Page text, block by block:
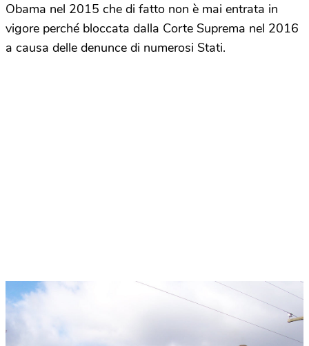
Obama nel 2015 che di fatto non è mai entrata in
vigore perché bloccata dalla Corte Suprema nel 2016
a causa delle denunce di numerosi Stati.